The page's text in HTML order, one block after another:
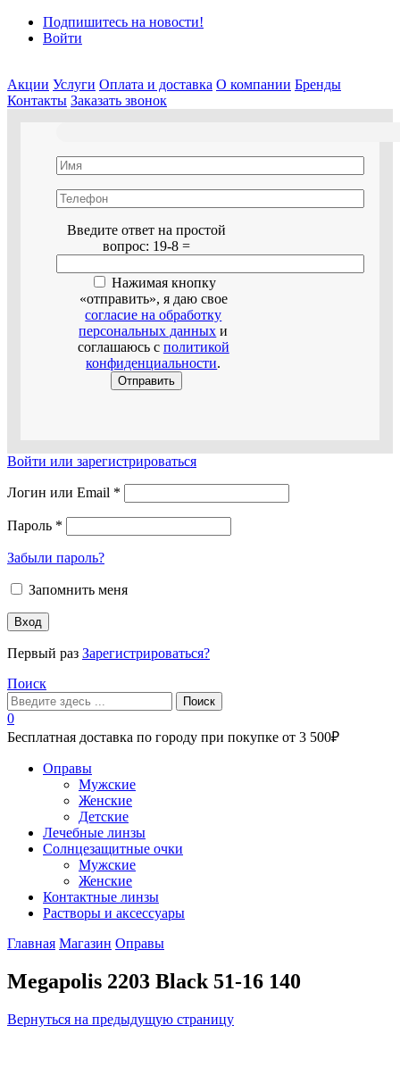
Подпишитесь на новости!
Войти
Акции Услуги Оплата и доставка О компании Бренды
Контакты Заказать звонок
Введите ответ на простой
вопрос: 19-8 =
Нажимая кнопку
«отправить», я даю свое
согласие на обработку
персональных данных и
соглашаюсь с политикой
конфиденциальности.
Войти или зарегистрироваться
Логин или Email *
Пароль *
Забыли пароль?
Запомнить меня
Вход
Первый раз Зарегистрироваться?
Поиск
Поиск
0
Бесплатная доставка по городу при покупке от 3 500₽
Оправы
Мужские
Женские
Детские
Лечебные линзы
Солнцезащитные очки
Мужские
Женские
Контактные линзы
Растворы и аксессуары
Главная Магазин Оправы
Megapolis 2203 Black 51-16 140
Вернуться на предыдущую страницу